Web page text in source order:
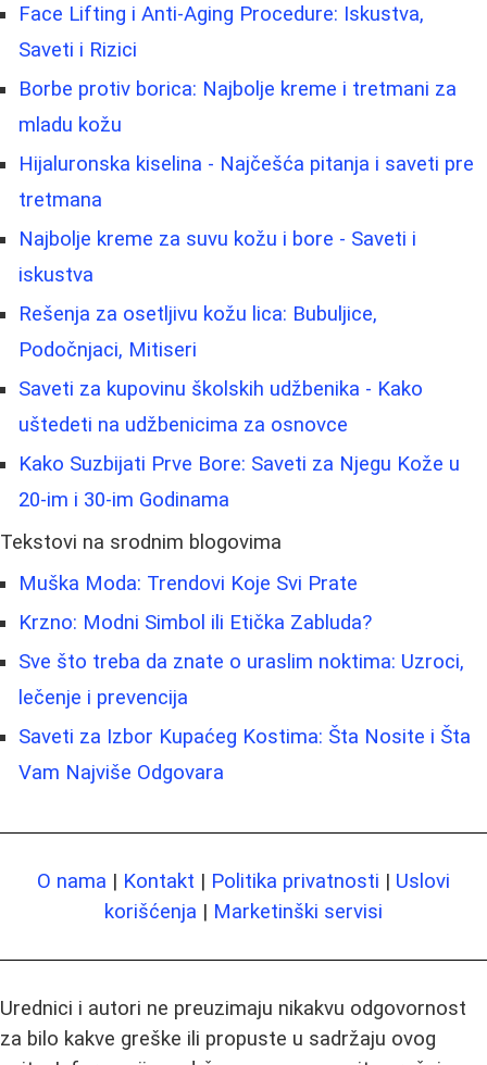
Face Lifting i Anti-Aging Procedure: Iskustva,
Saveti i Rizici
Borbe protiv borica: Najbolje kreme i tretmani za
mladu kožu
Hijaluronska kiselina - Najčešća pitanja i saveti pre
tretmana
Najbolje kreme za suvu kožu i bore - Saveti i
iskustva
Rešenja za osetljivu kožu lica: Bubuljice,
Podočnjaci, Mitiseri
Saveti za kupovinu školskih udžbenika - Kako
uštedeti na udžbenicima za osnovce
Kako Suzbijati Prve Bore: Saveti za Njegu Kože u
20-im i 30-im Godinama
Tekstovi na srodnim blogovima
Muška Moda: Trendovi Koje Svi Prate
Krzno: Modni Simbol ili Etička Zabluda?
Sve što treba da znate o uraslim noktima: Uzroci,
lečenje i prevencija
Saveti za Izbor Kupaćeg Kostima: Šta Nosite i Šta
Vam Najviše Odgovara
O nama | Kontakt | Politika privatnosti | Uslovi
korišćenja | Marketinški servisi
Urednici i autori ne preuzimaju nikakvu odgovornost
za bilo kakve greške ili propuste u sadržaju ovog